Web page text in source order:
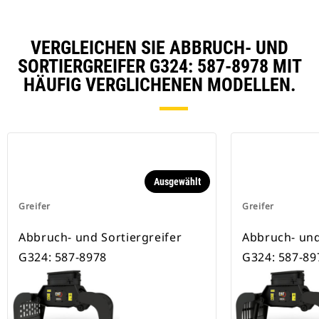
VERGLEICHEN SIE ABBRUCH- UND
SORTIERGREIFER G324: 587-8978 MIT
HÄUFIG VERGLICHENEN MODELLEN.
Greifer
Ausgewählt
Abbruch- und Sortiergreifer
G324: 587-8978
Greifer
Abbruch-
G324: 587-